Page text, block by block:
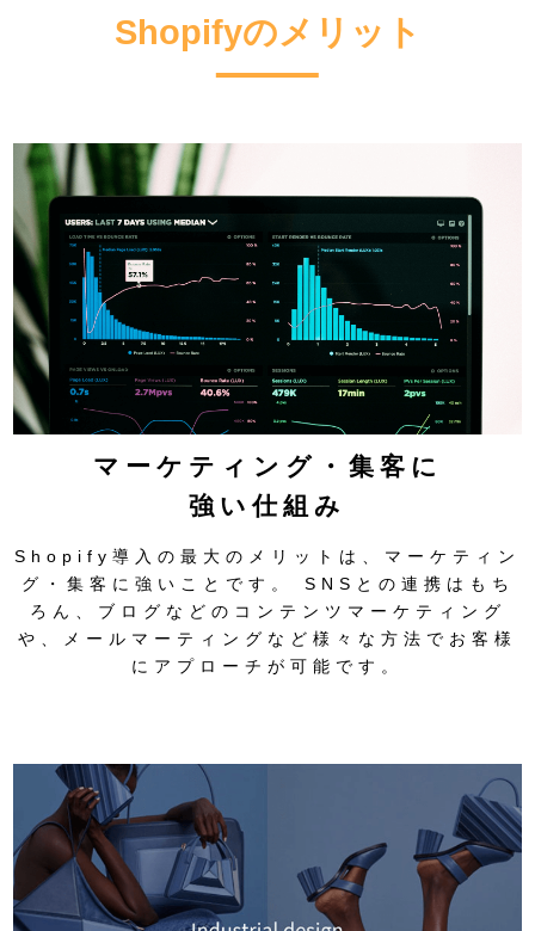
Shopifyのメリット
マーケティング・集客に
強い仕組み
Shopify導入の最大のメリットは、マーケティン
グ・集客に強いことです。 SNSとの連携はもち
ろん、ブログなどのコンテンツマーケティング
や、メールマーティングなど様々な方法でお客様
にアプローチが可能です。